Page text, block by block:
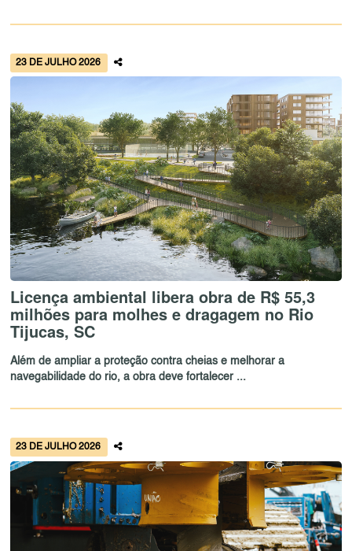
23 DE JULHO 2026
Licença ambiental libera obra de R$ 55,3
milhões para molhes e dragagem no Rio
Tijucas, SC
Além de ampliar a proteção contra cheias e melhorar a
navegabilidade do rio, a obra deve fortalecer ...
23 DE JULHO 2026